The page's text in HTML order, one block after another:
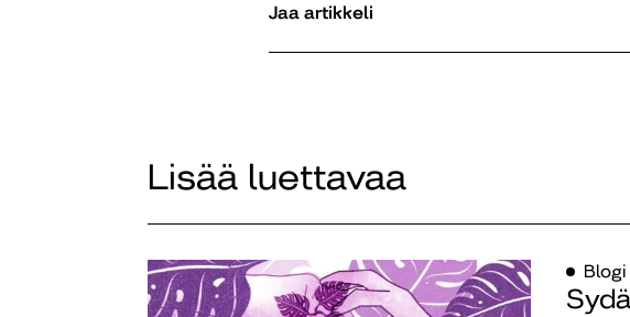
Jaa artikkeli
Lisää luettavaa
Blogi